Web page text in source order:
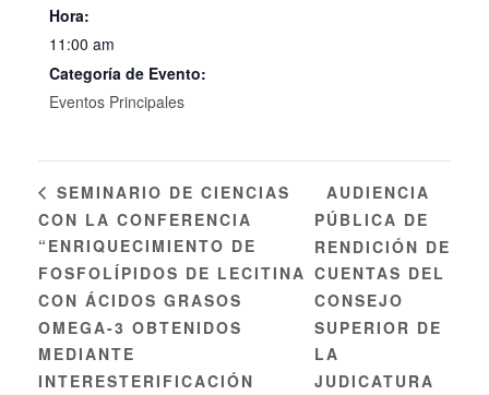
Hora:
11:00 am
Categoría de Evento:
Eventos Principales
SEMINARIO DE CIENCIAS
CON LA CONFERENCIA
“ENRIQUECIMIENTO DE
FOSFOLÍPIDOS DE LECITINA
CON ÁCIDOS GRASOS
OMEGA-3 OBTENIDOS
MEDIANTE
INTERESTERIFICACIÓN
AUDIENCIA
PÚBLICA DE
RENDICIÓN DE
CUENTAS DEL
CONSEJO
SUPERIOR DE
LA
JUDICATURA